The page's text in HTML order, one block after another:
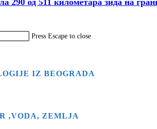
290 од 511 километара зида на
Press Escape to close
IZ BEOGRADA
,VODA, ZEMLJA